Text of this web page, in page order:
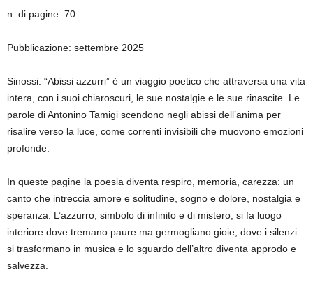
n. di pagine: 70
Pubblicazione: settembre 2025
Sinossi: “Abissi azzurri” è un viaggio poetico che attraversa una vita
intera, con i suoi chiaroscuri, le sue nostalgie e le sue rinascite. Le
parole di Antonino Tamigi scendono negli abissi dell’anima per
risalire verso la luce, come correnti invisibili che muovono emozioni
profonde.
In queste pagine la poesia diventa respiro, memoria, carezza: un
canto che intreccia amore e solitudine, sogno e dolore, nostalgia e
speranza. L’azzurro, simbolo di infinito e di mistero, si fa luogo
interiore dove tremano paure ma germogliano gioie, dove i silenzi
si trasformano in musica e lo sguardo dell’altro diventa approdo e
salvezza.